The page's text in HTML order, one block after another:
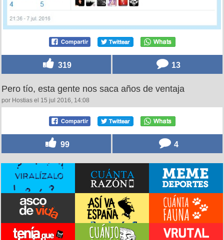
319 13
Pero tío, esta gente nos saca años de ventaja
por Hostias el 15 jul 2016, 14:08
99 4
Desconectar hasta cierto punto, por @soyTian
por soyTian el 15 jul 2016, 14:02
1